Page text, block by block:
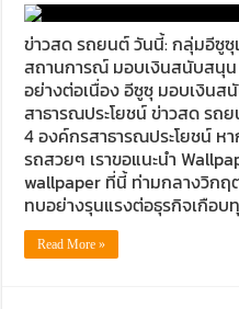
ข่าวสด รถยนต์ วันนี้: กลุ่มอีซู
สถานการณ์ มอบเงินสนับสนุน
อย่างต่อเนื่อง อีซูซุ มอบเงิน
สาธารณประโยชน์ ข่าวสด ร
4 องค์กรสาธารณประโยชน์
รถสวยๆ เราขอแนะนำ
wallpaper ที่นี้ ท่ามกลางวิกฤ
ทบอย่างรุนแรงต่อธุรกิจเกือบ
Read More »